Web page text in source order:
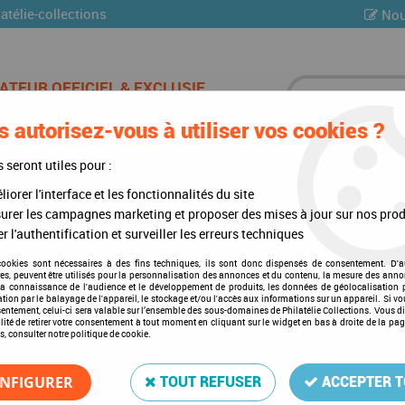
collections
DE CHAMPAGNE
Kirghizistan 18/23 - Minéraux
1994 - Kirghizistan 18/23 -
Soyez le premier à donner votre
Réf. :KIRG-18s1
autorisez-vous à utiliser vos cookies ?
seront utiles pour :
l'interface et les fonctionnalités du site
les campagnes marketing et proposer des mises à jour sur nos
l'authentification et surveiller les erreurs techniques
sont nécessaires à des fins techniques, ils sont donc dispensés de consentement.
peuvent être utilisés pour la personnalisation des annonces et du contenu, la mesure des
connaissance de l'audience et le développement de produits, les données de géolocalisation
par le balayage de l'appareil, le stockage et/ou l'accès aux informations sur un appareil. Si
celui-ci sera valable sur l’ensemble des sous-domaines de Philatélie Collections. Vous
de retirer votre consentement à tout moment en cliquant sur le widget en bas à droite de la
consulter notre politique de cookie.
TOUT REFUSER ACCEPTER